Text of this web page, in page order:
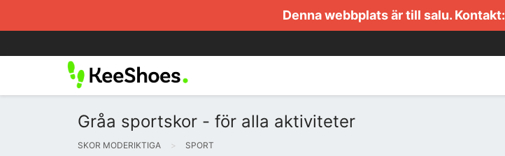
Denna webbplats är till salu. Kontakt:
Gråa sportskor - för alla aktiviteter
SKOR MODERIKTIGA SPORT